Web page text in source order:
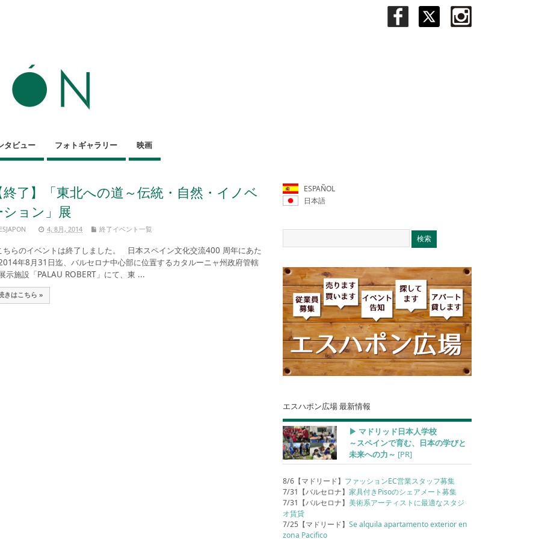
タビュー フォトギャラリー 映画
終了】「東北への道～伝統・自然・イノベ
ション」展
4, 8月, 2014 終了イベント一覧
らのイベントは終了しました。 日本スペイン文化交流400 周年にあた
年8月31日迄、バルセロナ中心部に位置するカタルーニャ州政府管轄
示施設「PALAU ROBERT」にて、東 ...
きはこちら »
ESPAÑOL
日本語
エスハポン広場 最新情報
▶︎ マドリッド日本人学校
～スペインで育む、日本の学びと
未来への力～ [PR]
8/6【マドリード】 ファッションEC営業スタッフ募集
7/31【バルセロナ】家具付きPisoのシェアメート募集
7/31【バルセロナ】美術系アーティストに最適なスタジ
オ賃貸
7/25【マドリード】Se alquila apartamento exterior en
zona Pacifico